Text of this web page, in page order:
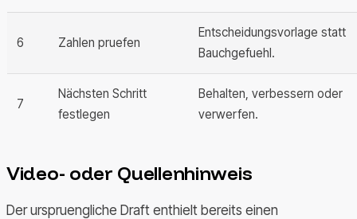
6 Zahlen pruefen
Entscheidungsvorlage statt
Bauchgefuehl.
7
Nächsten Schritt
festlegen
Behalten, verbessern oder
verwerfen.
Video- oder Quellenhinweis
Der urspruengliche Draft enthielt bereits einen